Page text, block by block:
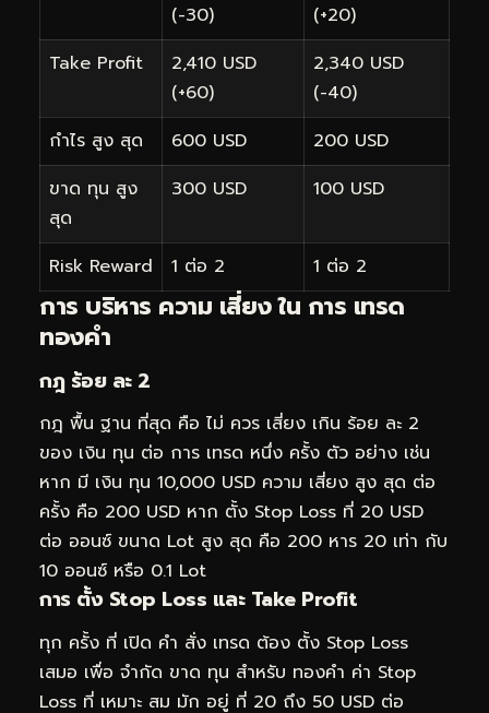
(-30)
(+20)
Take Profit
2,410 USD
(+60)
2,340 USD
(-40)
กำไร สูง สุด
600 USD
200 USD
ขาด ทุน สูง
สุด
300 USD 100 USD
Risk Reward 1 ต่อ 2 1 ต่อ 2
การ บริหาร ความ เสี่ยง ใน การ เทรด
ทองคำ
กฎ ร้อย ละ 2
กฎ พื้น ฐาน ที่สุด คือ ไม่ ควร เสี่ยง เกิน ร้อย ละ 2
ของ เงิน ทุน ต่อ การ เทรด หนึ่ง ครั้ง ตัว อย่าง เช่น
หาก มี เงิน ทุน 10,000 USD ความ เสี่ยง สูง สุด ต่อ
ครั้ง คือ 200 USD หาก ตั้ง Stop Loss ที่ 20 USD
ต่อ ออนซ์ ขนาด Lot สูง สุด คือ 200 หาร 20 เท่า กับ
10 ออนซ์ หรือ 0.1 Lot
การ ตั้ง Stop Loss และ Take Profit
ทุก ครั้ง ที่ เปิด คำ สั่ง เทรด ต้อง ตั้ง Stop Loss
เสมอ เพื่อ จำกัด ขาด ทุน สำหรับ ทองคำ ค่า Stop
Loss ที่ เหมาะ สม มัก อยู่ ที่ 20 ถึง 50 USD ต่อ